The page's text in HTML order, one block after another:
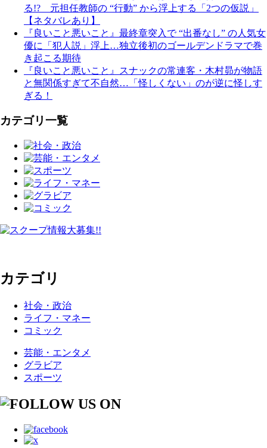
る!? 元担任教師の “行動” から浮上する「2つの仮説」
【ネタバレあり】
『良いこと悪いこと』最終章突入で “出番なし” の人気女
優に「犯人説」浮上…独立後初のゴールデンドラマで巻
き起こる期待
『良いこと悪いこと』スナックの常連客・木村昴が物語
と無関係すぎて不自然…「怪しくない」のが逆に怪しす
ぎる！
カテゴリ一覧
カテゴリ
社会・政治
ライフ・マネー
コミック
芸能・エンタメ
グラビア
スポーツ